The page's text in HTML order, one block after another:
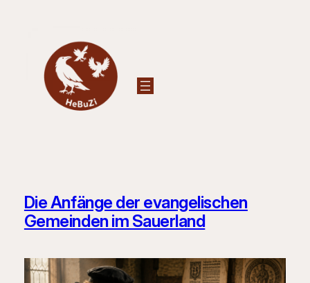
Die Anfänge der evangelischen
Gemeinden im Sauerland